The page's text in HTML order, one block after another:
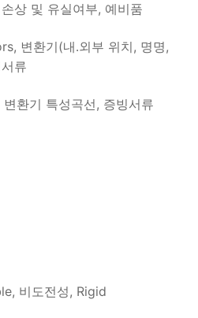
상 및 유실여부, 예비품
변환기(내․외부 위치, 명명,
류
환기 특성곡선, 증빙서류
비도전성, Rigid